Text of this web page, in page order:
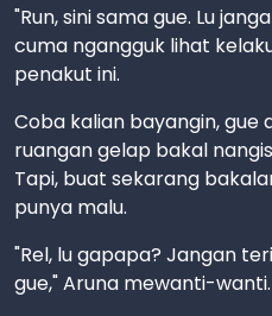
"Run, sini sama gue. Lu
cuma ngangguk lihat
penakut ini.
Coba kalian bayangin, gue
ruangan gelap bakal
Tapi, buat sekarang
punya malu.
"Rel, lu gapapa? Jangan
gue," Aruna mewanti-